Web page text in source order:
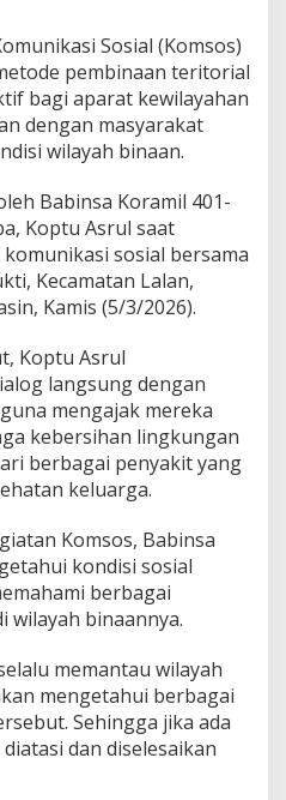
Sosial (Komsos)
pembinaan teritorial
bagi aparat kewilayahan
dengan masyarakat
wilayah binaan.
Babinsa Koramil 401-
Koptu Asrul saat
sosial bersama
Kecamatan Lalan,
Kamis (5/3/2026).
Koptu Asrul
langsung dengan
mengajak mereka
kebersihan lingkungan
berbagai penyakit yang
keluarga.
Komsos, Babinsa
kondisi sosial
berbagai
wilayah binaannya.
memantau wilayah
mengetahui berbagai
Sehingga jika ada
dan diselesaikan